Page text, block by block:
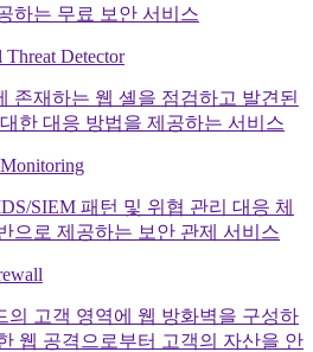
하는 무료 보안 서비스
Threat Detector
존재하는 웹 셸을 점검하고 발견된
한 대응 방법을 제공하는 서비스
SIEM 패턴 및 위협 관리 대응 체
으로 제공하는 보안 관제 서비스
의 고객 영역에 웹 방화벽을 구성하
웹 공격으로부터 고객의 자산을 안